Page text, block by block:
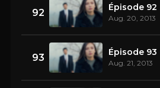
92 Épisode 92
Aug. 20, 2013
93 Épisode 93
Aug. 21, 2013